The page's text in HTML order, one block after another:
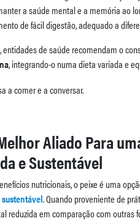
a saúde mental e a memória ao
de fácil digestão, adequado a
entidades de saúde recomendam o
, integrando-o numa dieta variada e
Aliado Para
e Sustentável
nutricionais, o peixe é uma
. Quando proveniente de
reduzida em comparação com outras